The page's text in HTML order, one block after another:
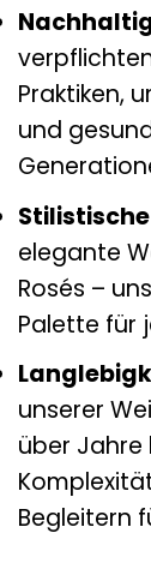
Praktiken,
und
elegante
Rosés –
Palette für
unserer
über Jahre
Begleitern